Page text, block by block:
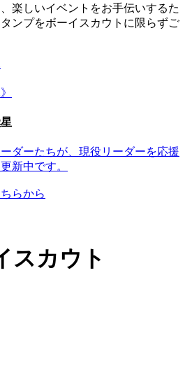
楽しいイベントをお手伝いするた
ンプをボーイスカウトに限らずご
ダーたちが、現役リーダーを応援
新中です。
らから
カウト